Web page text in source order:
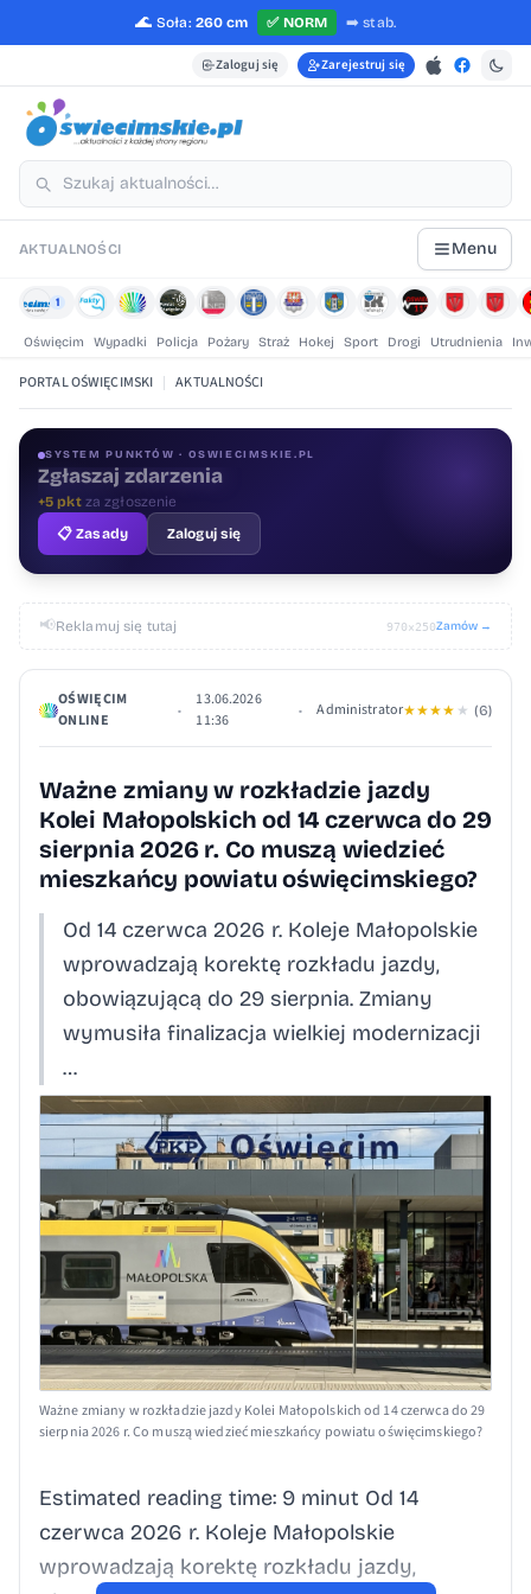
🌊 Soła: 260 cm ✅ NORM ➡️stab.
Zaloguj się Zarejestruj się
AKTUALNOŚCI Menu
1
Oświęcim Wypadki Policja Pożary Straż Hokej Sport Drogi Utrudnienia
PORTAL OŚWIĘCIMSKI | AKTUALNOŚCI
SYSTEM PUNKTÓW · OSWIECIMSKIE.PL
Oceniaj treści
+1 pktza ocenę
📋 Zasady
Zaloguj się
📢Reklamuj się tutaj 970×250Zamów →
OŚWIĘCIM
ONLINE
•
13.06.2026
11:36
• Administrator★★★★ ★ (6)
Ważne zmiany w rozkładzie jazdy
Kolei Małopolskich od 14 czerwca do 29
sierpnia 2026 r. Co muszą wiedzieć
mieszkańcy powiatu oświęcimskiego?
Od 14 czerwca 2026 r. Koleje Małopolskie
wprowadzają korektę rozkładu jazdy,
obowiązującą do 29 sierpnia. Zmiany
wymusiła finalizacja wielkiej modernizacji
…
Ważne zmiany w rozkładzie jazdy Kolei Małopolskich od 14 czerwca do 29
sierpnia 2026 r. Co muszą wiedzieć mieszkańcy powiatu oświęcimskiego?
Estimated reading time: 9 minut Od 14
czerwca 2026 r. Koleje Małopolskie
wprowadzają korektę rozkładu jazdy,